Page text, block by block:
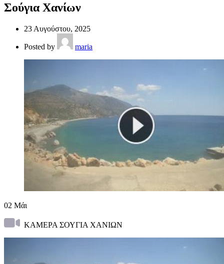
Σούγια Χανίων
23 Αυγούστου, 2025
Posted by maria
02 Μάι
ΚΑΜΕΡΑ ΣΟΥΓΙΑ ΧΑΝΙΩΝ